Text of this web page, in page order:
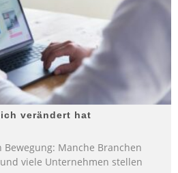
verändert hat
Manche Branchen
viele Unternehmen stellen